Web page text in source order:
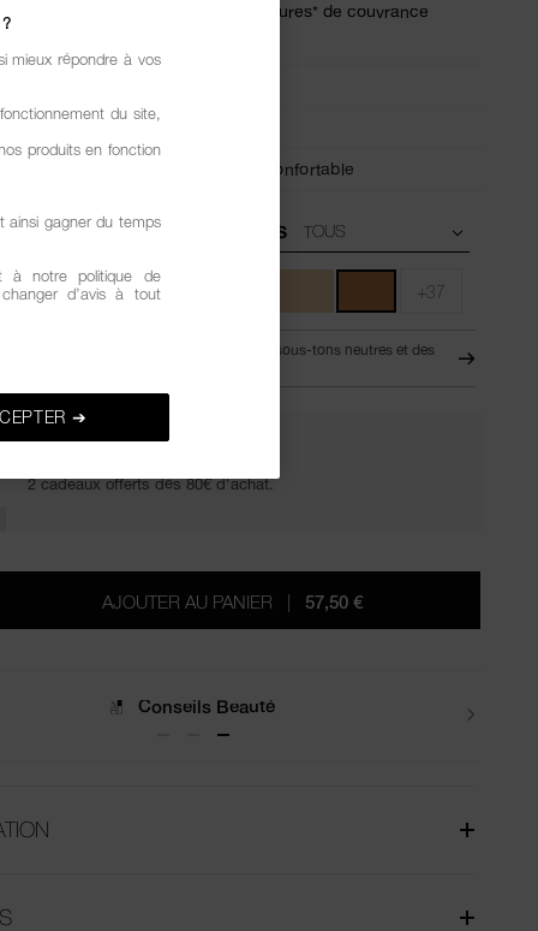
perfecteur qui offre jusqu'à 24 heures* de couvrance
avec un fini mat naturel.
Tenue confortable
SOUS-TONS
+37
MD5.25 - Moyen-foncé à foncé avec des sous-tons neutres et des
2 cadeaux offerts dès 80€ d'achat.
AJOUTER AU PANIER
| 57,50 €
Livraisons
mieux répondre à vos
du site,
produits en fonction
ainsi gagner du temps
à notre politique de
d’avis à tout
➔